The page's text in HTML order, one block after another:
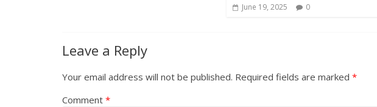
June 19, 2025 0
Leave a Reply
Your email address will not be published. Required fields are marked *
Comment *